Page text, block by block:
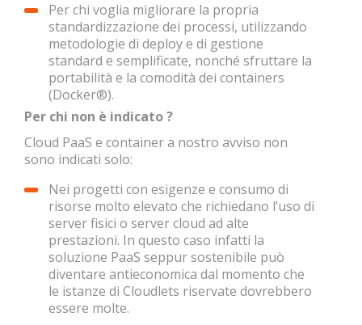
Per chi voglia migliorare la propria
standardizzazione dei processi, utilizzando
metodologie di deploy e di gestione
standard e semplificate, nonché sfruttare la
portabilità e la comodità dei containers
(Docker®).
Per chi non è indicato ?
Cloud PaaS e container a nostro avviso non
sono indicati solo:
Nei progetti con esigenze e consumo di
risorse molto elevato che richiedano l’uso di
server fisici o server cloud ad alte
prestazioni. In questo caso infatti la
soluzione PaaS seppur sostenibile può
diventare antieconomica dal momento che
le istanze di Cloudlets riservate dovrebbero
essere molte.